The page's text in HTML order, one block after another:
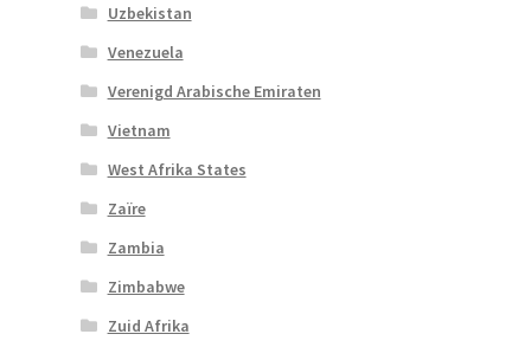
Uzbekistan
Venezuela
Verenigd Arabische Emiraten
Vietnam
West Afrika States
Zaïre
Zambia
Zimbabwe
Zuid Afrika